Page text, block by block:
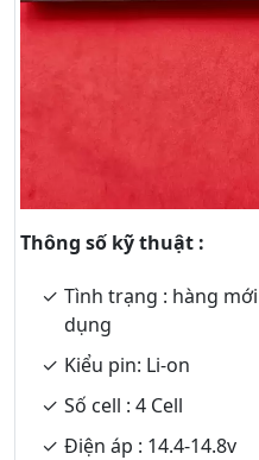
Thông số kỹ thuật :
Tình trạng : hàng
dụng
Kiểu pin: Li-on
Số cell : 4 Cell
Điện áp : 14.4-14.8v